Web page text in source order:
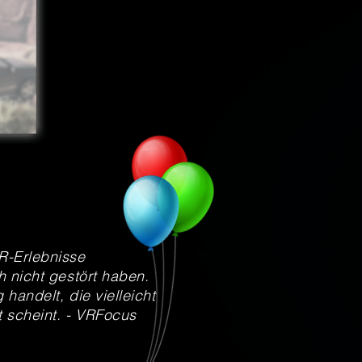
Erlebnisse
nicht gestört haben.
handelt, die vielleicht
- VRFocus